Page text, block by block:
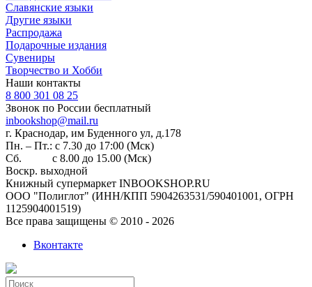
Славянские языки
Другие языки
Распродажа
Подарочные издания
Сувениры
Творчество и Хобби
Наши контакты
8 800 301 08 25
Звонок по России бесплатный
inbookshop@mail.ru
г. Краснодар, им Буденного ул, д.178
Пн. – Пт.: с 7.30 до 17:00 (Мск)
Сб. с 8.00 до 15.00 (Мск)
Воскр. выходной
Книжный супермаркет INBOOKSHOP.RU
ООО "Полиглот" (ИНН/КПП 5904263531/590401001, ОГРН
1125904001519)
Все права защищены © 2010 - 2026
Вконтакте